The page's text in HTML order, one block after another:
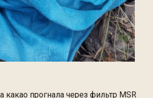
какао прогнала через фильтр MSR